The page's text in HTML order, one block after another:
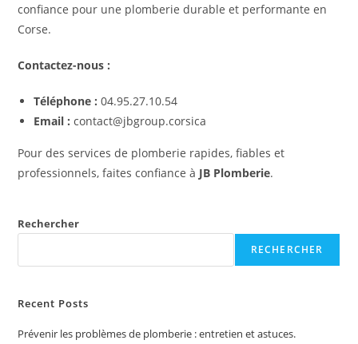
confiance pour une plomberie durable et performante en
Corse.
Contactez-nous :
Téléphone : 04.95.27.10.54
Email : contact@jbgroup.corsica
Pour des services de plomberie rapides, fiables et
professionnels, faites confiance à JB Plomberie.
Rechercher
RECHERCHER
Recent Posts
Prévenir les problèmes de plomberie : entretien et astuces.